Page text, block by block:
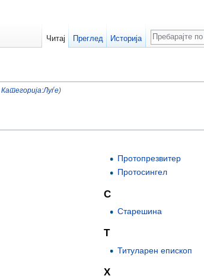
Категорија:Луѓе)
Протопрезвитер
Протосингел
С
Старешина
Т
Титуларен епископ
Х
Читај Преглед Историја
Пребарај